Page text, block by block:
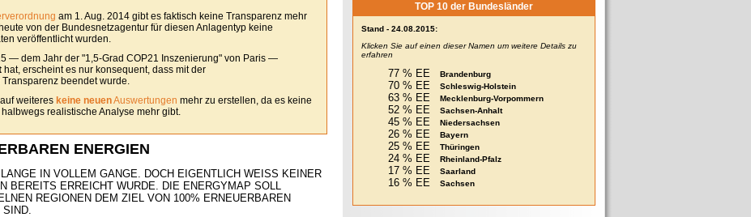
am 1. Aug. 2014 gibt es faktisch keine Transparenz mehr
von der Bundesnetzagentur für diesen Anlagentyp keine
veröffentlicht wurden.
— dem Jahr der "1,5-Grad COP21 Inszenierung" von Paris —
hat, erscheint es nur konsequent, dass mit der
beendet wurde.
weiteres keine neuenAuswertungen mehr zu erstellen, da es keine
realistische Analyse mehr gibt.
ENERGIEN
IN VOLLEM GANGE. DOCH EIGENTLICH WEISS KEINER
BEREITS ERREICHT WURDE. DIE ENERGYMAP SOLL
REGIONEN DEM ZIEL VON 100% ERNEUERBAREN
SIND.
TOP 10 der Bundesländer
Stand - 24.08.2015:
Klicken Sie auf einen dieser Namen um weitere Details zu
erfahren
77 % EE Brandenburg
70 % EE Schleswig-Holstein
63 % EE Mecklenburg-Vorpommern
52 % EE Sachsen-Anhalt
45 % EE Niedersachsen
26 % EE Bayern
25 % EE Thüringen
24 % EE Rheinland-Pfalz
17 % EE Saarland
16 % EE Sachsen